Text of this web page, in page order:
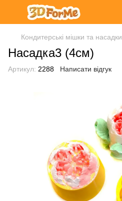
Кондитерські мішки та насадки
Насадка3 (4см)
Артикул: 2288 Написати відгук